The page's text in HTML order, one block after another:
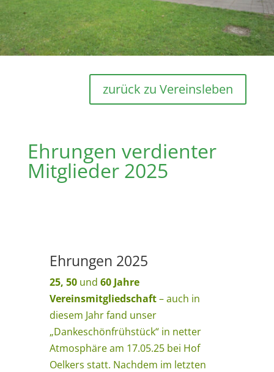
zurück zu Vereinsleben
Ehrungen verdienter
Mitglieder 2025
Ehrungen 2025
25, 50und 60 Jahre
Vereinsmitgliedschaft–auch in
diesem Jahr fand unser
„Dankeschönfrühstück“ in netter
Atmosphäre am 17.05.25 bei Hof
Oelkers statt. Nachdem im letzten